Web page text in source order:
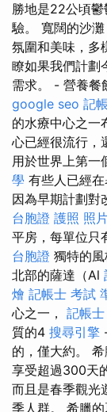
勝地是22公頃
驗。 寬闊的沙
氛圍和美味，多
瞭如果我們計劃
需求。 - 營養餐
google seo 記
的水療中心之一
心已經很流行，
用於世界上第一
學 有些人已經
因為早期計劃對
台胞證 護照 照
平房，每單位只
台胞證 獨特的
北部的薩達（Al
燴 記帳士 考試
心之一， 記帳士
質的4 搜尋引擎
的，僅大約。
享受超過300天
而且是春季觀光
季人群。 希臘